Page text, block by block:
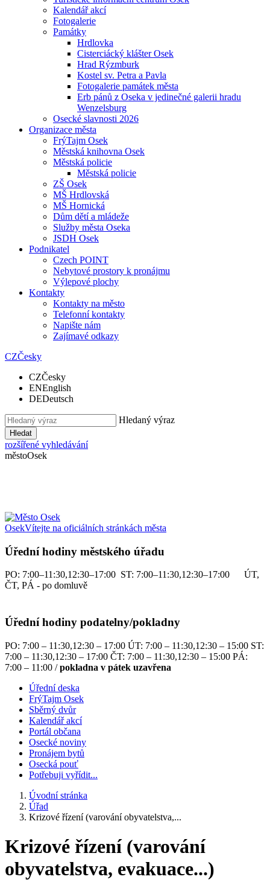
Kalendář akcí
Fotogalerie
Památky
Hrdlovka
Cisterciácký klášter Osek
Hrad Rýzmburk
Kostel sv. Petra a Pavla
Fotogalerie památek města
Erb pánů z Oseka v jedinečné galerii hradu
Wenzelsburg
Osecké slavnosti 2026
Organizace města
FrýTajm Osek
Městská knihovna Osek
Městská policie
Městská policie
ZŠ Osek
MŠ Hrdlovská
MŠ Hornická
Dům dětí a mládeže
Služby města Oseka
JSDH Osek
Podnikatel
Czech POINT
Nebytové prostory k pronájmu
Výlepové plochy
Kontakty
Kontakty na město
Telefonní kontakty
Napište nám
Zajímavé odkazy
CZČesky
CZČesky
ENEnglish
DEDeutsch
Hledaný výraz
Hledat
rozšířené vyhledávání
městoOsek
OsekVítejte na oficiálních stránkách města
Úřední hodiny městského úřadu
PO: 7:00–11:30,12:30–17:00 ST: 7:00–11:30,12:30–17:00 ÚT,
ČT, PÁ - po domluvě
Úřední hodiny podatelny/pokladny
PO: 7:00 – 11:30,12:30 – 17:00 ÚT: 7:00 – 11:30,12:30 – 15:00 ST:
7:00 – 11:30,12:30 – 17:00 ČT: 7:00 – 11:30,12:30 – 15:00 PÁ:
7:00 – 11:00 /pokladna v pátek uzavřena
Úřední deska
FrýTajm Osek
Sběrný dvůr
Kalendář akcí
Portál občana
Osecké noviny
Pronájem bytů
Osecká pouť
Potřebuji vyřídit...
Úvodní stránka
Úřad
Krizové řízení (varování obyvatelstva,...
Krizové řízení (varování
obyvatelstva, evakuace...)